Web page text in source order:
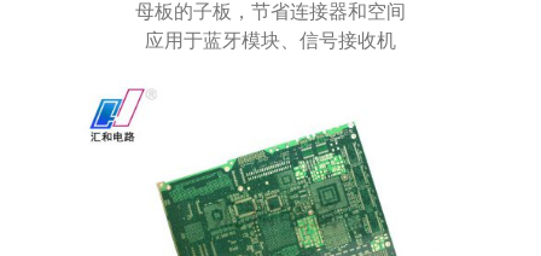
母板的子板，节省连接器和空间
应用于蓝牙模块、信号接收机